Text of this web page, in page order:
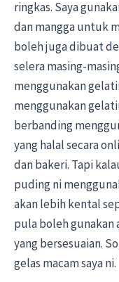
ringkas. Saya
dan mangga untuk
boleh juga dibuat
selera masing-
menggunakan
menggunakan
berbanding
yang halal secara
dan bakeri. Tapi
puding ni
akan lebih kental
pula boleh gunakan
yang bersesuaian.
gelas macam saya ni.